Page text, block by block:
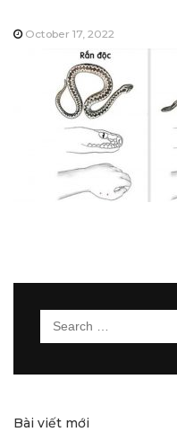
October 17, 2022
Search
for:
Bài viết mới